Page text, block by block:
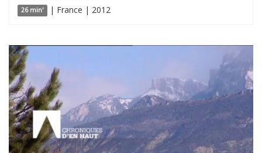
26 min' | France | 2012